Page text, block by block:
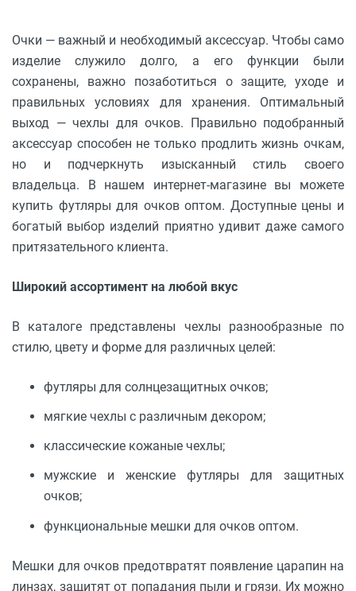
Очки — важный и необходимый аксессуар. Чтобы само
изделие служило долго, а его функции были
сохранены, важно позаботиться о защите, уходе и
правильных условиях для хранения. Оптимальный
выход — чехлы для очков. Правильно подобранный
аксессуар способен не только продлить жизнь очкам,
но и подчеркнуть изысканный стиль своего
владельца. В нашем интернет-магазине вы можете
купить футляры для очков оптом. Доступные цены и
богатый выбор изделий приятно удивит даже самого
притязательного клиента.
Широкий ассортимент на любой вкус
В каталоге представлены чехлы разнообразные по
стилю, цвету и форме для различных целей:
футляры для солнцезащитных очков;
мягкие чехлы с различным декором;
классические кожаные чехлы;
мужские и женские футляры для защитных
очков;
функциональные мешки для очков оптом.
Мешки для очков предотвратят появление царапин на
линзах, защитят от попадания пыли и грязи. Их можно